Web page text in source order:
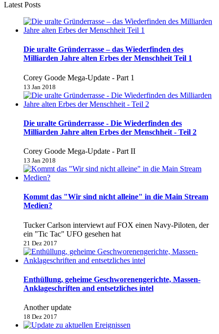
Latest Posts
Die uralte Gründerrasse – das Wiederfinden des
Milliarden Jahre alten Erbes der Menschheit Teil 1
Corey Goode Mega-Update - Part 1
13 Jan 2018
Die uralte Gründerrasse - Die Wiederfinden des
Milliarden Jahre alten Erbes der Menschheit - Teil 2
Corey Goode Mega-Update - Part II
13 Jan 2018
Kommt das "Wir sind nicht alleine" in die Main Stream
Medien?
Tucker Carlson interviewt auf FOX einen Navy-Piloten, der
ein "Tic Tac" UFO gesehen hat
21 Dez 2017
Enthüllung, geheime Geschworenengerichte, Massen-
Anklageschriften and entsetzliches intel
Another update
18 Dez 2017